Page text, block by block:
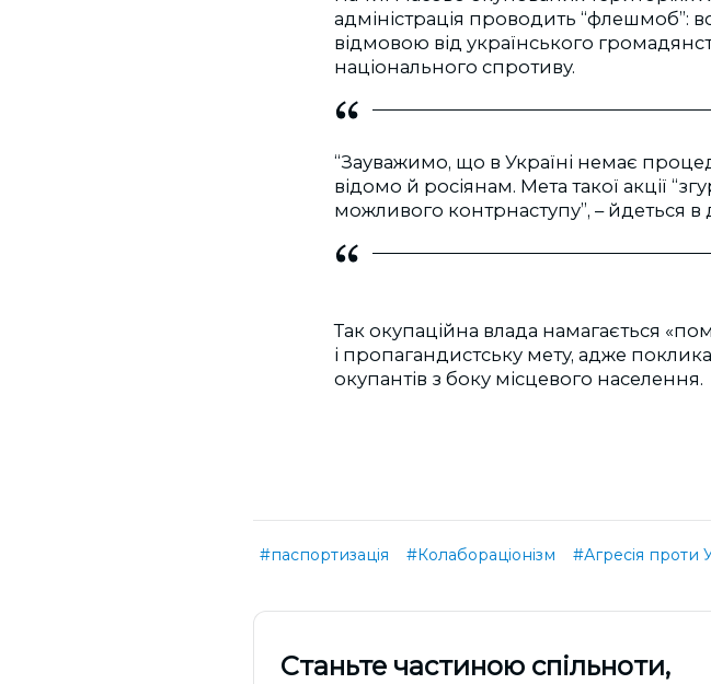
адміністрація проводить “флешмоб”:
відмовою від українського
національного спротиву.
“Зауважимо, що в Україні немає
відомо й росіянам. Мета такої акції
можливого контрнаступу”, – йдеться в
Так окупаційна влада намагається
і пропагандистську мету, адже
окупантів з боку місцевого населення.
#паспортизація #Колабораціонізм #Агресія проти
Cтаньте частиною спільноти,